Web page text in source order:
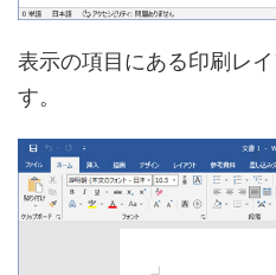
表示の項目にある印刷レ
す。